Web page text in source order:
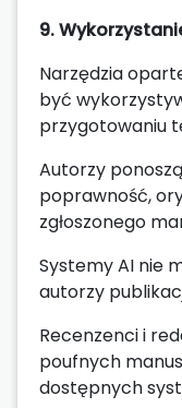
9.
Narzędzia
być
przygotowaniu
Autorzy
poprawność,
zgłoszonego
Systemy AI nie
autorzy
Recenzenci i
poufnych
dostępnych